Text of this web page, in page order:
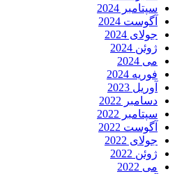
سپتامبر 2024
آگوست 2024
جولای 2024
ژوئن 2024
می 2024
فوریه 2024
آوریل 2023
دسامبر 2022
سپتامبر 2022
آگوست 2022
جولای 2022
ژوئن 2022
می 2022